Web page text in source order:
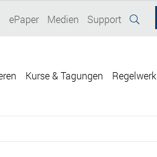
ePaper Medien Support
Kurse & Tagungen Regelwerk